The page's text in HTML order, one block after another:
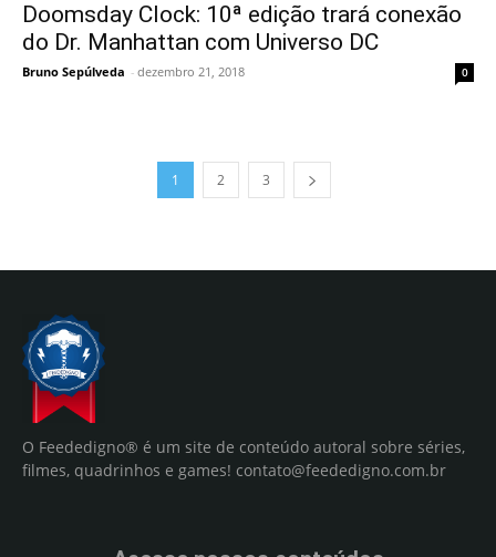
Doomsday Clock: 10ª edição trará conexão
do Dr. Manhattan com Universo DC
Bruno Sepúlveda - dezembro 21, 2018 0
1 2 3
O Feededigno® é um site de conteúdo autoral sobre séries,
filmes, quadrinhos e games! contato@feededigno.com.br